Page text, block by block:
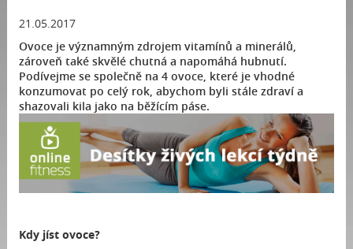
21.05.2017
Ovoce je významným zdrojem vitamínů a minerálů,
zároveň také skvělé chutná a napomáhá hubnutí.
Podívejme se společně na 4 ovoce, které je vhodné
konzumovat po celý rok, abychom byli stále zdraví a
shazovali kila jako na běžícím páse.
Kdy jíst ovoce?